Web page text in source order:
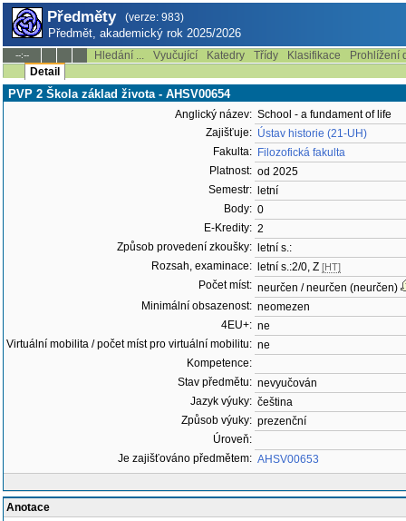
Předměty (verze: 983)
Předmět, akademický rok 2025/2026
--:-- Hledání ... Vyučující Katedry Třídy Klasifikace
Prohlížení
Detail
PVP 2 Škola základ života - AHSV00654
Anglický název: School - a fundament of life
Zajišťuje: Ústav historie (21-UH)
Fakulta: Filozofická fakulta
Platnost: od 2025
Semestr:
letní
Body: 0
E-Kredity: 2
Způsob provedení zkoušky:
letní s.:
Rozsah, examinace:
letní s.:2/0, Z [HT]
Počet míst: neurčen / neurčen (neurčen)
Minimální obsazenost: neomezen
4EU+: ne
Virtuální mobilita / počet míst pro virtuální mobilitu: ne
Kompetence:
Stav předmětu: nevyučován
Jazyk výuky: čeština
Způsob výuky: prezenční
Úroveň:
Je zajišťováno předmětem: AHSV00653
Anotace